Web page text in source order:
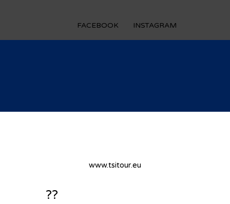
FACEBOOK INSTAGRAM
www.tsitour.eu
??